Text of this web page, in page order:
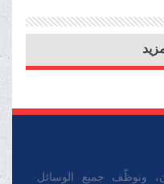
فخر وشرف ورضا
العالم جمیعا
ونوظّف جميع الوسائل